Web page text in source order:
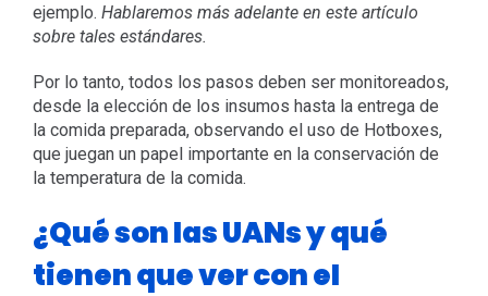
ejemplo. Hablaremos más adelante en este artículo
sobre tales estándares.
Por lo tanto, todos los pasos deben ser monitoreados,
desde la elección de los insumos hasta la entrega de
la comida preparada, observando el uso de Hotboxes,
que juegan un papel importante en la conservación de
la temperatura de la comida.
¿Qué son las UANs y qué
tienen que ver con el